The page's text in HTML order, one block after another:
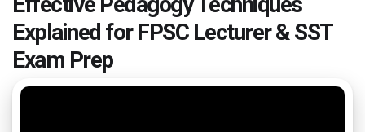
Explained for FPSC Lecturer & SST
Exam Prep